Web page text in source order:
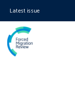
Latest issue